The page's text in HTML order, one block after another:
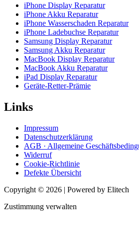
iPhone Display Reparatur
iPhone Akku Reparatur
iPhone Wasserschaden Reparatur
iPhone Ladebuchse Reparatur
Samsung Display Reparatur
Samsung Akku Reparatur
MacBook Display Reparatur
MacBook Akku Reparatur
iPad Display Reparatur
Geräte-Retter-Prämie
Links
Impressum
Datenschutzerklärung
AGB · Allgemeine
Widerruf
Cookie-Richtlinie
Defekte Übersicht
Copyright © 2026 | Powered by Elitech
Zustimmung verwalten